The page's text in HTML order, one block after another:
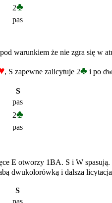
2♣
pas
warunkiem że nie zgra się w
, S zapewne zalicytuje 2♣ i po
S
pas
2♣
pas
E otworzy 1BA. S i W
dwukolorówką i dalsza
S
pas